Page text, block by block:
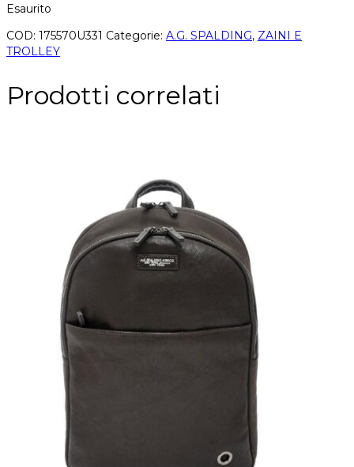
Esaurito
COD: 175570U331 Categorie: A.G. SPALDING, ZAINI E
TROLLEY
Prodotti correlati